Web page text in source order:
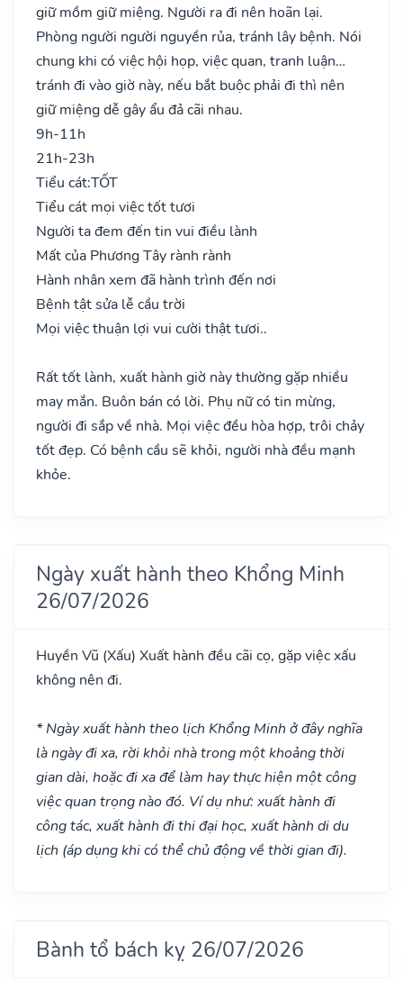
giữ mồm giữ miệng. Người ra đi nên hoãn lại.
Phòng người người nguyền rủa, tránh lây bệnh. Nói
chung khi có việc hội họp, việc quan, tranh luận…
tránh đi vào giờ này, nếu bắt buộc phải đi thì nên
giữ miệng dễ gây ẩu đả cãi nhau.
9h-11h
21h-23h
Tiểu cát:TỐT
Tiểu cát mọi việc tốt tươi
Người ta đem đến tin vui điều lành
Mất của Phương Tây rành rành
Hành nhân xem đã hành trình đến nơi
Bệnh tật sửa lễ cầu trời
Mọi việc thuận lợi vui cười thật tươi..
Rất tốt lành, xuất hành giờ này thường gặp nhiều
may mắn. Buôn bán có lời. Phụ nữ có tin mừng,
người đi sắp về nhà. Mọi việc đều hòa hợp, trôi chảy
tốt đẹp. Có bệnh cầu sẽ khỏi, người nhà đều mạnh
khỏe.
Ngày xuất hành theo Khổng Minh
26/07/2026
Huyền Vũ (Xấu) Xuất hành đều cãi cọ, gặp việc xấu
không nên đi.
* Ngày xuất hành theo lịch Khổng Minh ở đây nghĩa
là ngày đi xa, rời khỏi nhà trong một khoảng thời
gian dài, hoặc đi xa để làm hay thực hiện một công
việc quan trọng nào đó. Ví dụ như: xuất hành đi
công tác, xuất hành đi thi đại học, xuất hành di du
lịch (áp dụng khi có thể chủ động về thời gian đi).
Bành tổ bách kỵ 26/07/2026